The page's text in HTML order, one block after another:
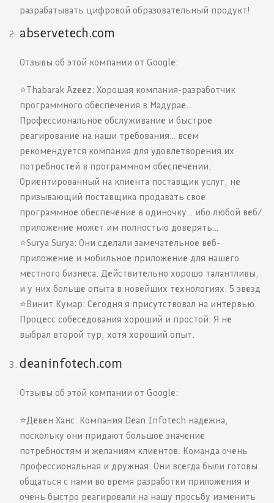
разрабатывать цифровой образовательный продукт!
abservetech.com
Отзывы об этой компании от Google:
⭐️Thabarak Azeez: Хорошая компания-разработчик
программного обеспечения в Мадурае…
Профессиональное обслуживание и быстрое
реагирование на наши требования… всем
рекомендуется компания для удовлетворения их
потребностей в программном обеспечении.
Ориентированный на клиента поставщик услуг, не
призывающий поставщика продавать свое
программное обеспечение в одиночку… ибо любой веб/
приложение может им полностью доверять…
⭐️Surya Surya: Они сделали замечательное веб-
приложение и мобильное приложение для нашего
местного бизнеса. Действительно хорошо талантливы,
и у них больше опыта в новейших технологиях. 5 звезд
⭐️Винит Кумар: Сегодня я присутствовал на интервью.
Процесс собеседования хороший и простой. Я не
выбрал второй тур, хотя хороший опыт.
deaninfotech.com
Отзывы об этой компании от Google:
⭐️Девен Ханс: Компания Dean Infotech надежна,
поскольку они придают большое значение
потребностям и желаниям клиентов. Команда очень
профессиональная и дружная. Они всегда были готовы
общаться с нами во время разработки приложения и
очень быстро реагировали на нашу просьбу изменить